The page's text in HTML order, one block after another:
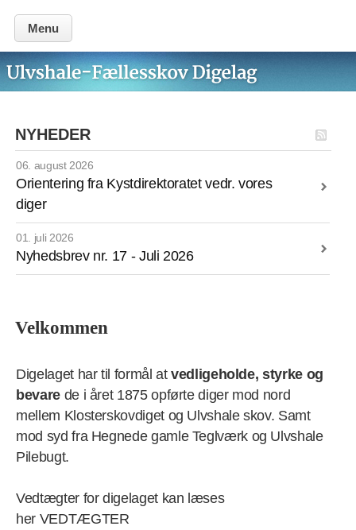
Menu
NYHEDER
06. august 2026
Orientering fra Kystdirektoratet vedr. vores
diger
01. juli 2026
Nyhedsbrev nr. 17 - Juli 2026
Velkommen
Digelaget har til formål atvedligeholde, styrke og
bevare de i året 1875 opførte diger mod nord
mellem Klosterskovdiget og Ulvshale skov. Samt
mod syd fra Hegnede gamle Teglværk og Ulvshale
Pilebugt.
Vedtægter for digelaget kan læses
her VEDTÆGTER